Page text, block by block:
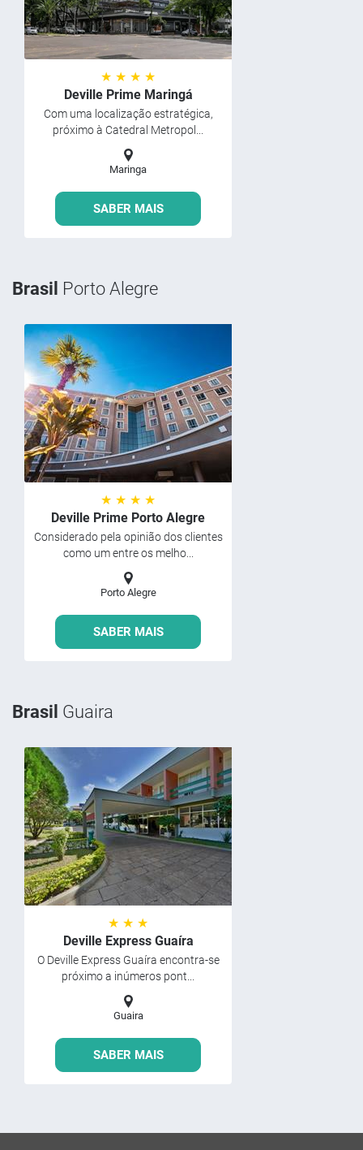
★ ★ ★ ★
Deville Prime Maringá
Com uma localização estratégica,
próximo à Catedral Metropol...
Maringa
SABER MAIS
Brasil Porto Alegre
★ ★ ★ ★
Deville Prime Porto Alegre
Considerado pela opinião dos clientes
como um entre os melho...
Porto Alegre
SABER MAIS
Brasil Guaira
★ ★ ★
Deville Express Guaíra
O Deville Express Guaíra encontra-se
próximo a inúmeros pont...
Guaira
SABER MAIS